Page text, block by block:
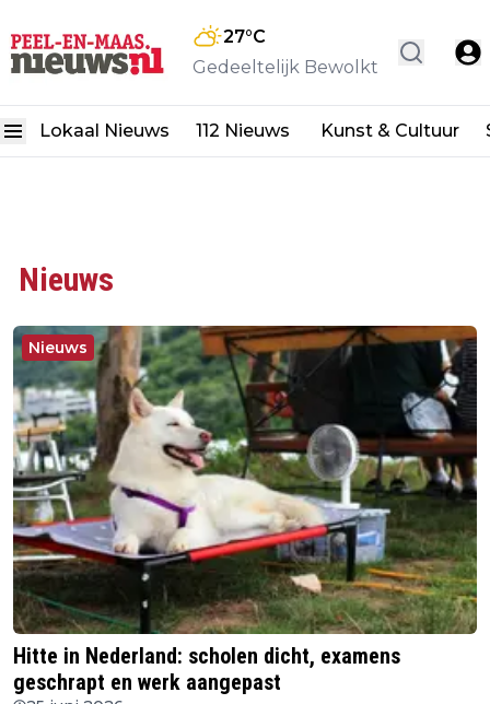
27°C
Gedeeltelijk Bewolkt
Lokaal Nieuws 112 Nieuws Kunst & Cultuur
Nieuws
Nieuws
Hitte in Nederland: scholen dicht, examens
geschrapt en werk aangepast